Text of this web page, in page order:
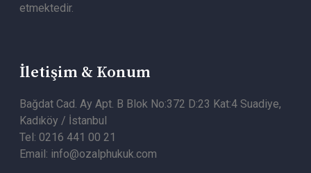
etmektedir.
İletişim & Konum
Bağdat Cad. Ay Apt. B Blok No:372 D:23 Kat:4 Suadiye,
Kadıköy / İstanbul
Tel: 0216 441 00 21
Email: info@ozalphukuk.com